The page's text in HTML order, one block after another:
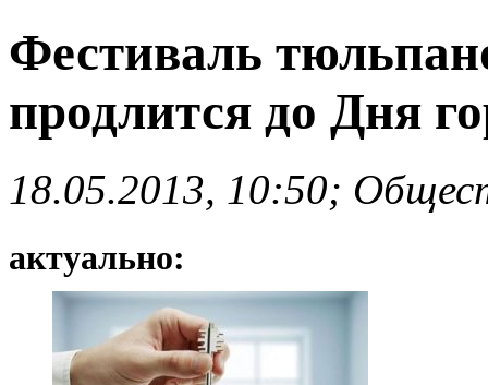
Фестиваль
продлится до Дня
18.05.2013, 10:50;
актуально: